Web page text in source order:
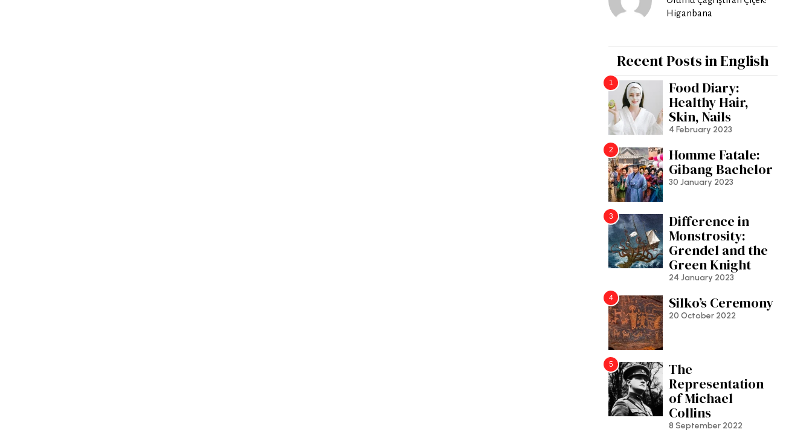
Higanbana
Recent Posts in English
1
Food Diary:
Healthy Hair,
Skin, Nails
4 February 2023
2
Homme Fatale:
Gibang Bachelor
30 January 2023
3
Difference in
Monstrosity:
Grendel and the
Green Knight
24 January 2023
4 Silko’s Ceremony
20 October 2022
5
The
Representation
of Michael
Collins
8 September 2022